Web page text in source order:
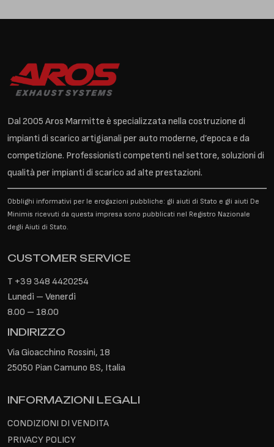
Dal 2005 Aros Marmitte è specializzata nella costruzione di
impianti di scarico artigianali per auto moderne, d’epoca e da
competizione. Professionisti competenti nel settore, soluzioni di
qualità per impianti di scarico ad alte prestazioni.
Obblighi informativi per le erogazioni pubbliche: gli aiuti di Stato e gli aiuti De
Minimis ricevuti da questa impresa sono pubblicati nel Registro Nazionale
degli Aiuti di Stato.
CUSTOMER SERVICE
T +39 348 4420254
Lunedì – Venerdì
8.00 – 18.00
INDIRIZZO
Via Gioacchino Rossini, 18
25050 Pian Camuno BS, Italia
INFORMAZIONI LEGALI
CONDIZIONI DI VENDITA
PRIVACY POLICY